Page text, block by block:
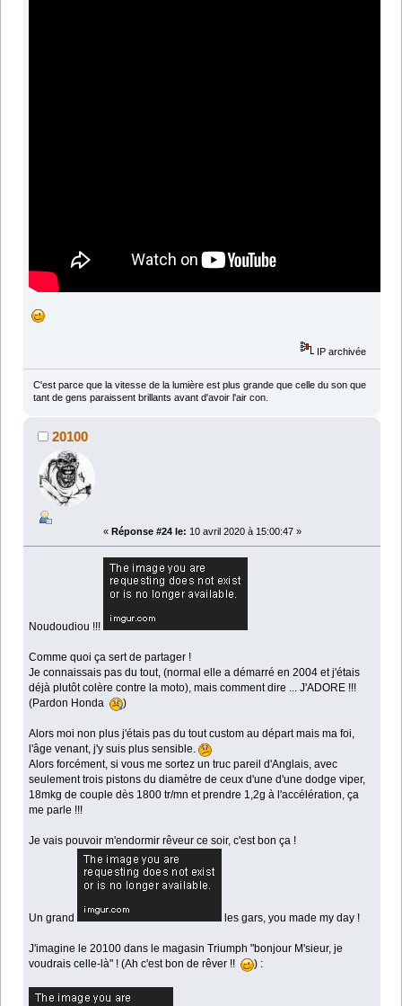
IP archivée
C'est parce que la vitesse de la lumière est plus grande que celle du son que
tant de gens paraissent brillants avant d'avoir l'air con.
20100
« Réponse #24 le: 10 avril 2020 à 15:00:47 »
Noudoudiou !!!
Comme quoi ça sert de partager !
Je connaissais pas du tout, (normal elle a démarré en 2004 et j'étais
déjà plutôt colère contre la moto), mais comment dire ... J'ADORE !!!
(Pardon Honda
)
Alors moi non plus j'étais pas du tout custom au départ mais ma foi,
l'âge venant, j'y suis plus sensible.
Alors forcément, si vous me sortez un truc pareil d'Anglais, avec
seulement trois pistons du diamètre de ceux d'une d'une dodge viper,
18mkg de couple dès 1800 tr/mn et prendre 1,2g à l'accélération, ça
me parle !!!
Je vais pouvoir m'endormir rêveur ce soir, c'est bon ça !
Un grand les gars, you made my day !
J'imagine le 20100 dans le magasin Triumph "bonjour M'sieur, je
voudrais celle-là" ! (Ah c'est bon de rêver !!
) :